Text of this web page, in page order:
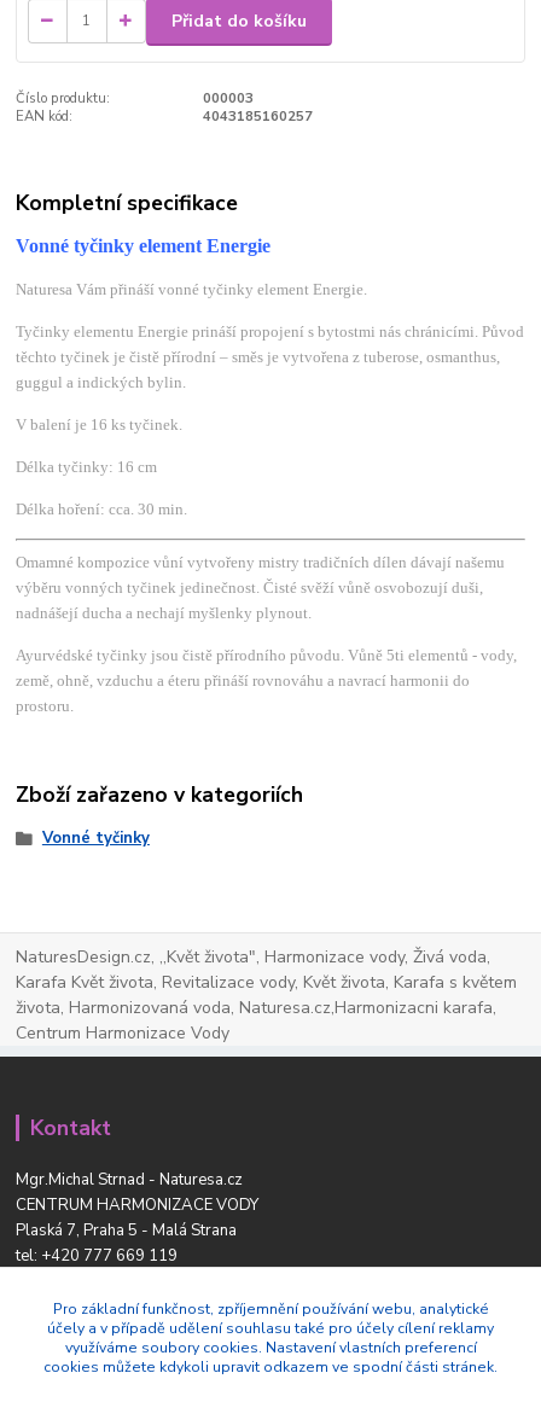
Přidat do košíku
Číslo produktu:
000003
EAN kód:
4043185160257
Kompletní specifikace
Vonné tyčinky element Energie
Naturesa Vám přináší vonné tyčinky element Energie.
Tyčinky elementu Energie prináší propojení s bytostmi nás chránicími. Původ
těchto tyčinek je čistě přírodní – směs je vytvořena z tuberose, osmanthus,
guggul a indických bylin.
V balení je 16 ks tyčinek.
Délka tyčinky: 16 cm
Délka hoření: cca. 30 min.
Omamné kompozice vůní vytvořeny mistry tradičních dílen dávají našemu
výběru vonných tyčinek jedinečnost. Čisté svěží vůně osvobozují duši,
nadnášejí ducha a nechají myšlenky plynout.
Ayurvédské tyčinky jsou čistě přírodního původu. Vůně 5ti elementů - vody,
země, ohně, vzduchu a éteru přináší rovnováhu a navrací harmonii do
prostoru.
Zboží zařazeno v kategoriích
Vonné tyčinky
NaturesDesign.cz, ,,Květ života", Harmonizace vody, Živá voda,
Karafa Květ života, Revitalizace vody, Květ života, Karafa s květem
života, Harmonizovaná voda, Naturesa.cz,Harmonizacni karafa,
Centrum Harmonizace Vody
Kontakt
Mgr.Michal Strnad - Naturesa.cz
CENTRUM HARMONIZACE VODY
Plaská 7, Praha 5 - Malá Strana
tel: +420 777 669 119
naturesa@email.cz
Pro základní funkčnost, zpříjemnění používání webu, analytické
účely a v případě udělení souhlasu také pro účely cílení reklamy
využíváme soubory cookies. Nastavení vlastních preferencí
cookies můžete kdykoli upravit odkazem ve spodní části stránek.